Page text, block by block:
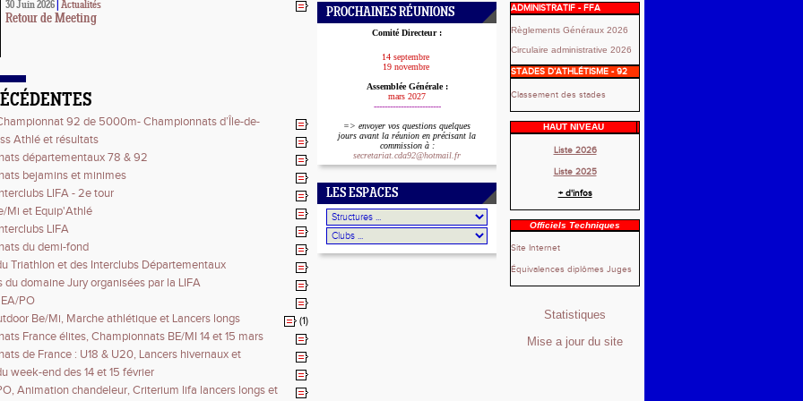
30 Juin 2026 Actualités
Retour de Meeting
92 de 5000m- Championnats d’Île-de-
- Régionaux - Championnats de France Masters
Athlé et résultats
départementaux 78 & 92
bejamins et minimes
LIFA - 2e tour
Mi et Equip'Athlé
LIFA
du demi-fond
Triathlon et des Interclubs Départementaux
du domaine Jury organisées par la LIFA
PO
Be/Mi, Marche athlétique et Lancers longs (1)
France élites, Championnats BE/MI 14 et 15 mars
de France : U18 & U20, Lancers hivernaux et
week-end des 14 et 15 février
Animation chandeleur, Criterium lifa lancers longs et
PROCHAINES RÉUNIONS
Comité Directeur :
14 septembre
19 novembre
Assemblée Générale :
mars 2027
-------------------------
=> envoyer vos questions quelques
jours avant la réunion en précisant la
commission à :
secretariat.cda92@hotmail.fr
LES ESPACES
ADMINISTRATIF - FFA
Règlements Généraux 2026
Circulaire administrative 2026
STADES D’ATHLÉTISME - 92
Classement des stades
HAUT NIVEAU
Liste 2026
Liste 2025
+ d'infos
Officiels Techniques
Site Internet
Équivalences diplômes Juges
Statistiques
Mise a jour du site